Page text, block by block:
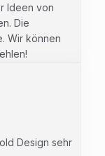
Ideen von
Die
Wir können
Design sehr